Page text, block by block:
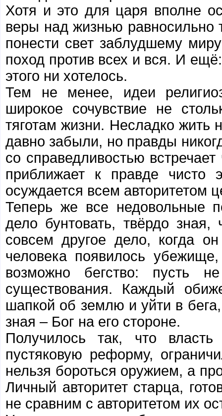
Хотя и это для царя вполне
веры над жизнью равносильно
понести свет заблудшему
поход против всех и вся. И
этого ни хотелось.
Тем не менее, идеи
широкое сочувствие не
тяготам жизни. Несладко жить
давно забыли, но правды
со справедливостью
приближает к правде чисто
осуждается всем авторитетом
Теперь же все недовольные
дело бунтовать, твёрдо
совсем другое дело, когда
человека появилось
возможно бегство: пусть
существования. Каждый
шапкой об землю и уйти в
зная – Бог на его стороне.
Получилось так, что
пустяковую реформу,
нельзя бороться оружием, а
Личный авторитет старца,
не сравним с авторитетом их